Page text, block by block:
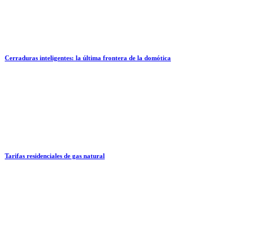
Cerraduras inteligentes: la última frontera de la domótica
Tarifas residenciales de gas natural